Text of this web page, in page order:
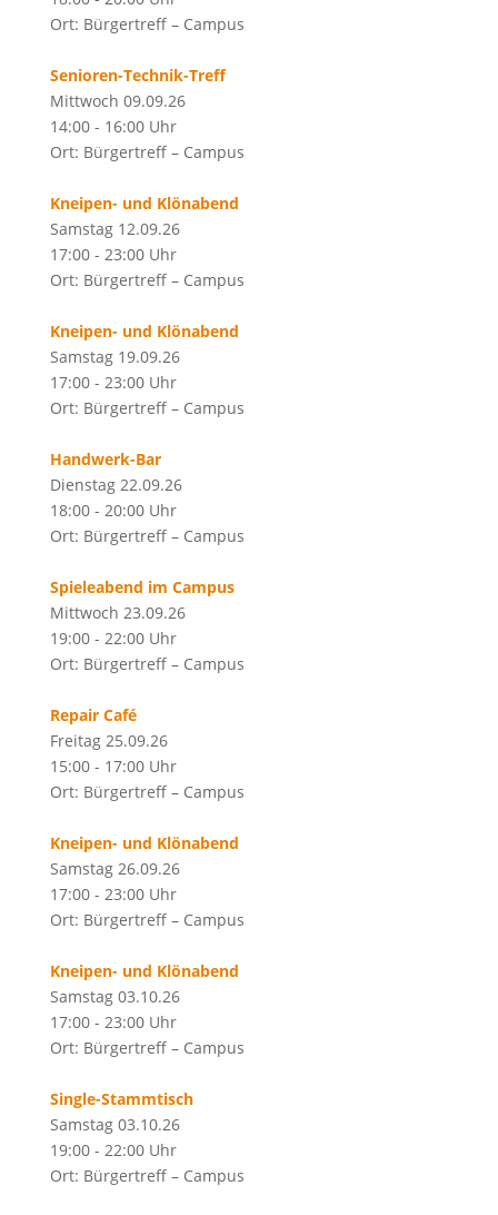
Ort: Bürgertreff – Campus
Senioren-Technik-Treff
Mittwoch 09.09.26
14:00 - 16:00 Uhr
Ort: Bürgertreff – Campus
Kneipen- und Klönabend
Samstag 12.09.26
17:00 - 23:00 Uhr
Ort: Bürgertreff – Campus
Kneipen- und Klönabend
Samstag 19.09.26
17:00 - 23:00 Uhr
Ort: Bürgertreff – Campus
Handwerk-Bar
Dienstag 22.09.26
18:00 - 20:00 Uhr
Ort: Bürgertreff – Campus
Spieleabend im Campus
Mittwoch 23.09.26
19:00 - 22:00 Uhr
Ort: Bürgertreff – Campus
Repair Café
Freitag 25.09.26
15:00 - 17:00 Uhr
Ort: Bürgertreff – Campus
Kneipen- und Klönabend
Samstag 26.09.26
17:00 - 23:00 Uhr
Ort: Bürgertreff – Campus
Kneipen- und Klönabend
Samstag 03.10.26
17:00 - 23:00 Uhr
Ort: Bürgertreff – Campus
Single-Stammtisch
Samstag 03.10.26
19:00 - 22:00 Uhr
Ort: Bürgertreff – Campus